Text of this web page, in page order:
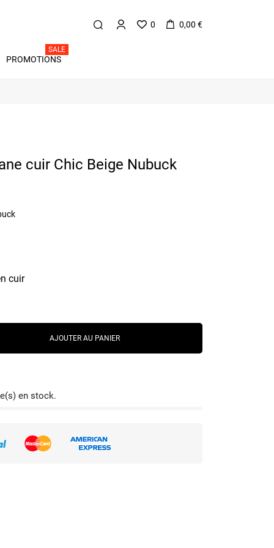
0 0,00 €
PROMOTIONS
SALE
cuir Chic Beige Nubuck
cuir
AJOUTER AU PANIER
en stock.